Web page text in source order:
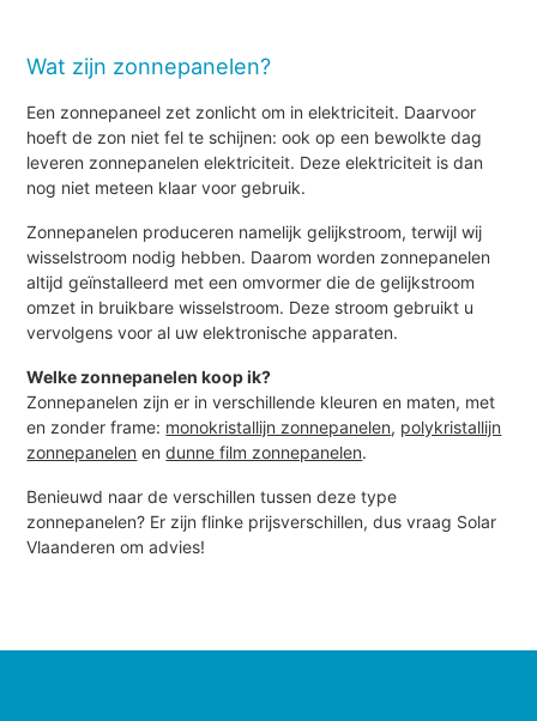
Wat zijn zonnepanelen?
Een zonnepaneel zet zonlicht om in elektriciteit. Daarvoor
hoeft de zon niet fel te schijnen: ook op een bewolkte dag
leveren zonnepanelen elektriciteit. Deze elektriciteit is dan
nog niet meteen klaar voor gebruik.
Zonnepanelen produceren namelijk gelijkstroom, terwijl wij
wisselstroom nodig hebben. Daarom worden zonnepanelen
altijd geïnstalleerd met een omvormer die de gelijkstroom
omzet in bruikbare wisselstroom. Deze stroom gebruikt u
vervolgens voor al uw elektronische apparaten.
Welke zonnepanelen koop ik?
Zonnepanelen zijn er in verschillende kleuren en maten, met
en zonder frame: monokristallijn zonnepanelen, polykristallijn
zonnepanelen endunne film zonnepanelen.
Benieuwd naar de verschillen tussen deze type
zonnepanelen? Er zijn flinke prijsverschillen, dus vraag Solar
Vlaanderen om advies!